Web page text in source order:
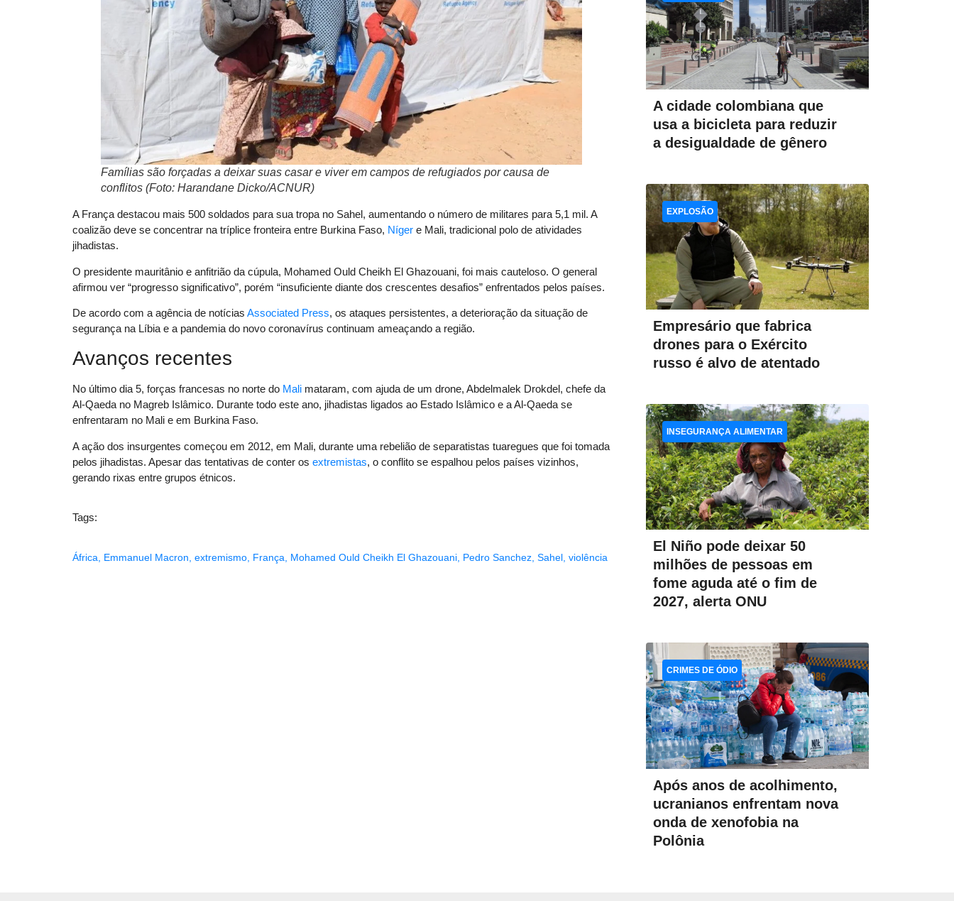
Famílias são forçadas a deixar suas casar e viver em campos de refugiados por causa de
conflitos (Foto: Harandane Dicko/ACNUR)
A França destacou mais 500 soldados para sua tropa no Sahel, aumentando o número de militares para 5,1 mil. A
coalizão deve se concentrar na tríplice fronteira entre Burkina Faso, Níger e Mali, tradicional polo de atividades
jihadistas.
O presidente mauritânio e anfitrião da cúpula, Mohamed Ould Cheikh El Ghazouani, foi mais cauteloso. O general
afirmou ver “progresso significativo”, porém “insuficiente diante dos crescentes desafios” enfrentados pelos países.
De acordo com a agência de notícias Associated Press, os ataques persistentes, a deterioração da situação de
segurança na Líbia e a pandemia do novo coronavírus continuam ameaçando a região.
Avanços recentes
No último dia 5, forças francesas no norte do Mali mataram, com ajuda de um drone, Abdelmalek Drokdel, chefe da
Al-Qaeda no Magreb Islâmico. Durante todo este ano, jihadistas ligados ao Estado Islâmico e a Al-Qaeda se
enfrentaram no Mali e em Burkina Faso.
A ação dos insurgentes começou em 2012, em Mali, durante uma rebelião de separatistas tuaregues que foi tomada
pelos jihadistas. Apesar das tentativas de conter os extremistas, o conflito se espalhou pelos países vizinhos,
gerando rixas entre grupos étnicos.
Tags:
África Emmanuel Macron extremismo França Mohamed Ould Cheikh El Ghazouani Pedro Sanchez Sahel violência
A cidade colombiana que
usa a bicicleta para reduzir
a desigualdade de gênero
Empresário que fabrica
drones para o Exército
russo é alvo de atentado
EXPLOSÃO
El Niño pode deixar 50
milhões de pessoas em
fome aguda até o fim de
2027, alerta ONU
INSEGURANÇA ALIMENTAR
Após anos de acolhimento,
ucranianos enfrentam nova
onda de xenofobia na
Polônia
CRIMES DE ÓDIO